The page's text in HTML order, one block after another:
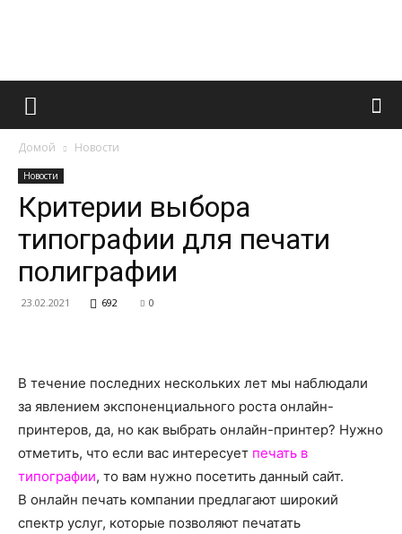
Французский
и
о
нем
Домой Новости
Новости
Критерии выбора
типографии для печати
полиграфии
23.02.2021 692 0
В течение последних нескольких лет мы наблюдали
за явлением экспоненциального роста онлайн-
принтеров, да, но как выбрать онлайн-принтер? Нужно
отметить, что если вас интересует печать в
типографии, то вам нужно посетить данный сайт.
В онлайн печать компании предлагают широкий
спектр услуг, которые позволяют печатать